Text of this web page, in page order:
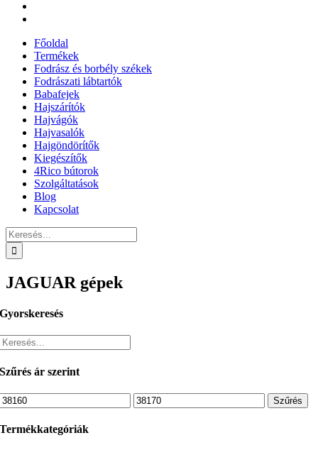
Főoldal
Termékek
Fodrász és borbély székek
Fodrászati lábtartók
Babafejek
Hajszárítók
Hajvágók
Hajvasalók
Hajgöndörítők
Kiegészítők
4Rico bútorok
Szolgáltatások
Blog
Kapcsolat
Keresés...
JAGUAR gépek
Gyorskeresés
Szűrés ár szerint
Max
ár
Szűrés
Termékkategóriák